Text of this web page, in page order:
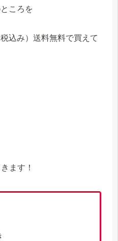
ころを
込み）送料無料で買えて
ます！